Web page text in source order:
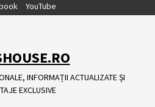
YouTube
INFORMAȚII ACTUALIZATE ȘI
EXCLUSIVE